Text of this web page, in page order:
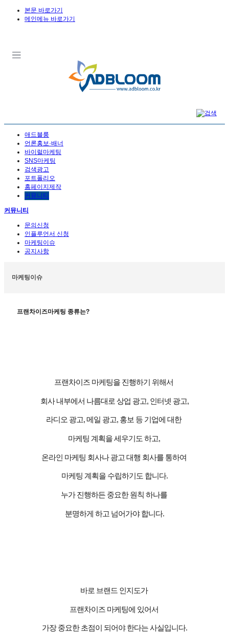
본문 바로가기
메인메뉴 바로가기
애드블룸
언론홍보·배너
바이럴마케팅
SNS마케팅
검색광고
포트폴리오
홈페이지제작
커뮤니티
커뮤니티
문의신청
인플루언서 신청
마케팅이슈
공지사항
마케팅이슈
프랜차이즈마케팅 종류는?
프랜차이즈 마케팅을 진행하기 위해서
회사 내부에서 나름대로 상업 광고, 인터넷 광고,
라디오 광고,메일 광고, 홍보 등 기업에 대한
마케팅 계획을 세우기도 하고,
온라인 마케팅 회사나 광고 대행 회사를 통하여
마케팅 계획을 수립하기도 합니다.
누가 진행하든 중요한 원칙 하나를
분명하게 하고 넘어가야 합니다.
바로 브랜드 인지도가
프랜차이즈 마케팅에 있어서
가장 중요한 초점이 되어야 한다는 사실입니다.